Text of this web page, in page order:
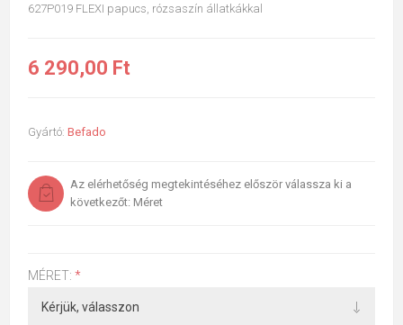
627P019 FLEXI papucs, rózsaszín állatkákkal
6 290,00 Ft
Gyártó: Befado
Az elérhetőség megtekintéséhez először válassza ki a
következőt: Méret
MÉRET: *